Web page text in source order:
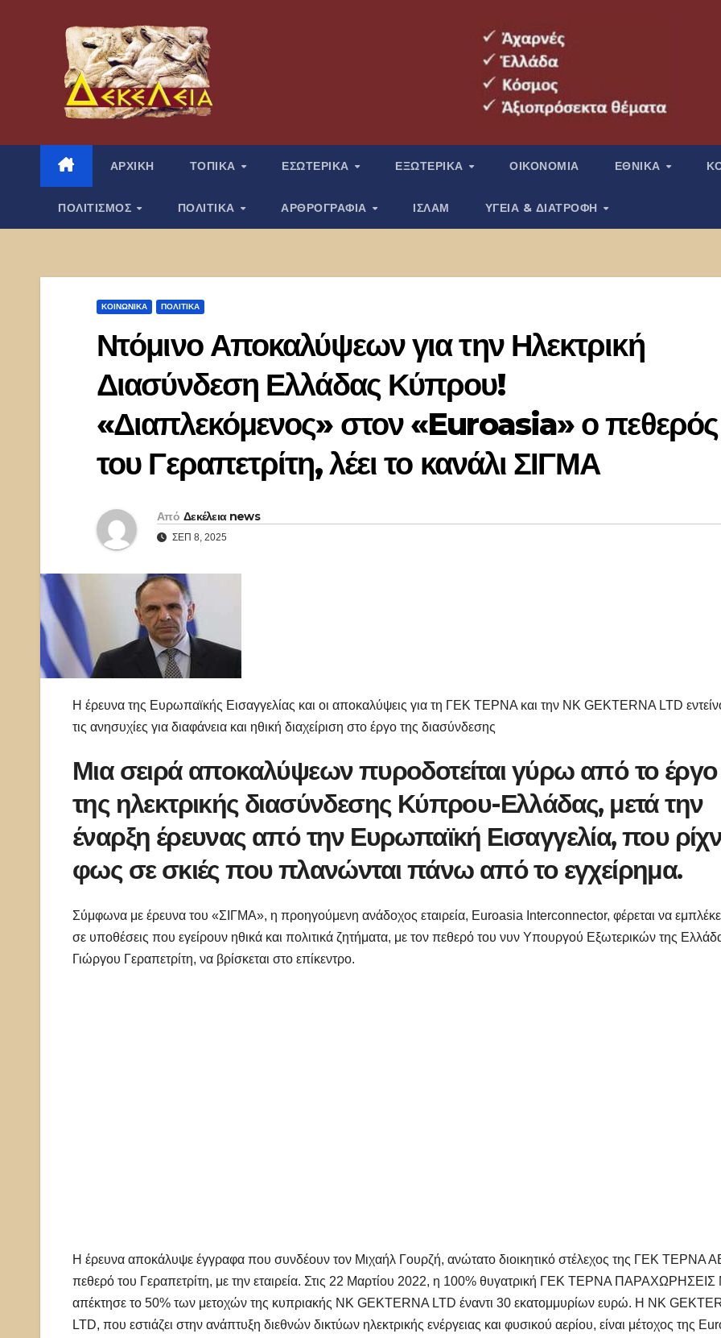
περιεχόμενο
ΑΡΧΙΚΗ ΤΟΠΙΚΑ ΕΣΩΤΕΡΙΚΑ ΕΞΩΤΕΡΙΚΑ ΟΙΚΟΝΟΜΙΑ ΕΘΝΙΚΑ
ΠΟΛΙΤΙΣΜΟΣ ΠΟΛΙΤΙΚΑ ΑΡΘΡΟΓΡΑΦΙΑ ΙΣΛΑΜ ΥΓΕΙΑ & ΔΙΑΤΡΟΦΗ
ΚΟΙΝΩΝΙΚΑ ΠΟΛΙΤΙΚΑ
Ντόμινο Αποκαλύψεων για την Ηλεκτρική
Διασύνδεση Ελλάδας Κύπρου!
«Διαπλεκόμενος» στον «Euroasia» ο πεθερός
του Γεραπετρίτη, λέει το κανάλι ΣΙΓΜΑ
Από Δεκέλεια news
ΣΕΠ 8, 2025
Η έρευνα της Ευρωπαϊκής Εισαγγελίας και οι αποκαλύψεις για τη ΓΕΚ ΤΕΡΝΑ και την NK GEKTERNA LTD
τις ανησυχίες για διαφάνεια και ηθική διαχείριση στο έργο της διασύνδεσης
Μια σειρά αποκαλύψεων πυροδοτείται γύρω από το έργο
της ηλεκτρικής διασύνδεσης Κύπρου-Ελλάδας, μετά την
έναρξη έρευνας από την Ευρωπαϊκή Εισαγγελία, που
φως σε σκιές που πλανώνται πάνω από το εγχείρημα.
Σύμφωνα με έρευνα του «ΣΙΓΜΑ», η προηγούμενη ανάδοχος εταιρεία, Euroasia Interconnector, φέρεται να
σε υποθέσεις που εγείρουν ηθικά και πολιτικά ζητήματα, με τον πεθερό του νυν Υπουργού Εξωτερικών της
Γιώργου Γεραπετρίτη, να βρίσκεται στο επίκεντρο.
Η έρευνα αποκάλυψε έγγραφα που συνδέουν τον Μιχαήλ Γουρζή, ανώτατο διοικητικό στέλεχος της ΓΕΚ ΤΕΡΝΑ
πεθερό του Γεραπετρίτη, με την εταιρεία. Στις 22 Μαρτίου 2022, η 100% θυγατρική ΓΕΚ ΤΕΡΝΑ
απέκτησε το 50% των μετοχών της κυπριακής NK GEKTERNA LTD έναντι 30 εκατομμυρίων ευρώ. Η NK
LTD, που εστιάζει στην ανάπτυξη διεθνών δικτύων ηλεκτρικής ενέργειας και φυσικού αερίου, είναι μέτοχος της